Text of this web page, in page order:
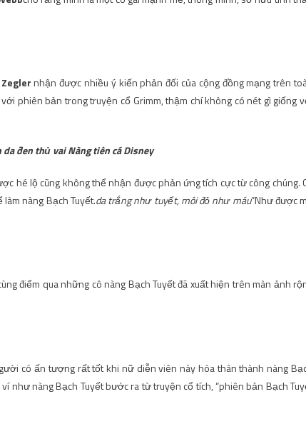
nhận được nhiều ý kiến ​​phản đối của cộng đồng mạng trên
phiên bản trong truyện cổ Grimm, thậm chí không có nét gì giống
đen thủ vai Nàng tiên cá Disney
hé lộ cũng không thể nhận được phản ứng tích cực từ công chúng.
nàng Bạch Tuyết.da trắng như tuyết, môi đỏ như máu”Như được
điểm qua những cô nàng Bạch Tuyết đã xuất hiện trên màn ảnh
có ấn tượng rất tốt khi nữ diễn viên này hóa thân thành nàng
như nàng Bạch Tuyết bước ra từ truyện cổ tích, “phiên bản Bạch